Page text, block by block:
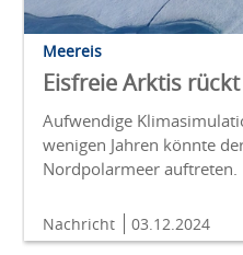
Meereis
Eisfreie Arktis
Aufwendige
wenigen Jahren könnte
Nordpolarmeer auftreten.
Nachricht 03.12.2024